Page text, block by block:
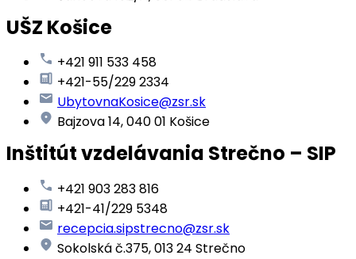
UŠZ Košice
+421 911 533 458
+421-55/229 2334
UbytovnaKosice@zsr.sk
Bajzova 14, 040 01 Košice
Inštitút vzdelávania Strečno – SIP
+421 903 283 816
+421-41/229 5348
recepcia.sipstrecno@zsr.sk
Sokolská č.375, 013 24 Strečno